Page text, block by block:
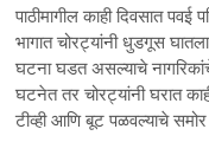
पाठीमागील काही दिवसात
भागात चोरट्यांनी धुडगूस
घटना घडत असल्याचे
घटनेत तर चोरट्यांनी घरात
टीव्ही आणि बूट पळवल्याचे